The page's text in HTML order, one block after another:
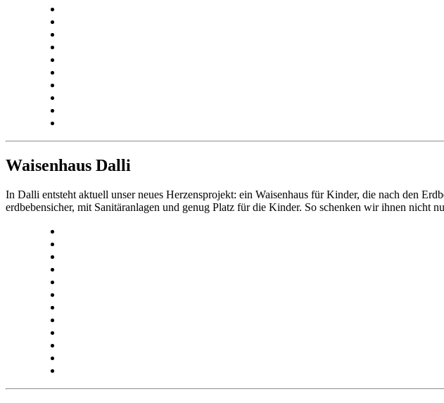
Waisenhaus Dalli
In Dalli entsteht aktuell unser neues Herzensprojekt: ein Waisenhaus für Kinder, die nach den
erdbebensicher, mit Sanitäranlagen und genug Platz für die Kinder. So schenken wir ihnen nicht